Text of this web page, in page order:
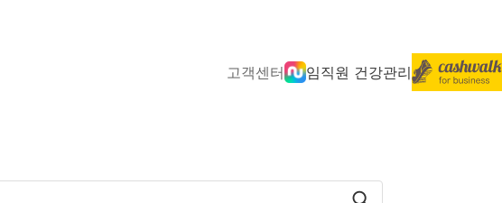
고객센터 임직원 건강관리